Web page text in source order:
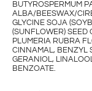
BUTYROSPERMUM
ALBA/BEESWAX/
GLYCINE SOJA
(SUNFLOWER) SEED
PLUMERIA RUBRA
CINNAMAL, BENZYL
GERANIOL,
BENZOATE.